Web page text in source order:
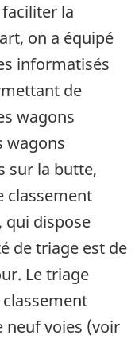
la
on a équipé
informatisés
de
wagons
wagons
sur la butte,
classement
qui dispose
de triage est de
Le triage
neuf voies (voir